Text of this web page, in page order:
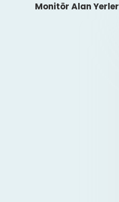
Monitör Alan Yerler